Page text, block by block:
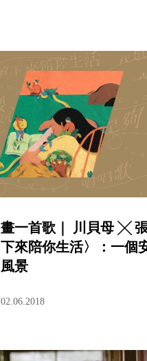
畫一首歌｜ 川貝母 ╳
下來陪你生活〉：一個
風景
02.06.2018